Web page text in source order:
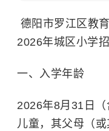
德阳市罗江区教
2026年城区小学
一、入学年龄
2026年8月31日
儿童，其父母（